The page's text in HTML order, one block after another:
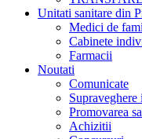
Unitati sanitare din
Medici de
Cabinete
Farmacii
Noutati
Comunicate
Supraveghere
Promovarea
Achizitii